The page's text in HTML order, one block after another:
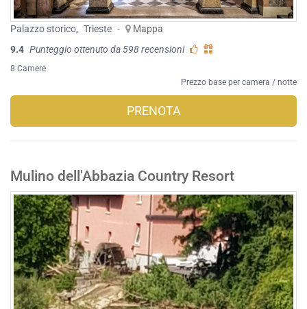
Palazzo storico, Trieste -
Mappa
9.4 Punteggio ottenuto da 598 recensioni
8 Camere
Prezzo base per camera / notte
PRENOTA
Mulino dell'Abbazia Country Resort